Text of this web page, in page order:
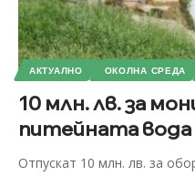
АКТУАЛНО ОКОЛНА СРЕДА
10 млн. лв. за
питейната вода
Отпускат 10 млн. лв. за